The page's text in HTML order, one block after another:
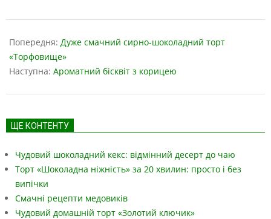
04-
09
Попередня: Дуже смачний сирно-шоколадний торт
«Торфовище»
Наступна: Ароматний бісквіт з корицею
ЩЕ КОНТЕНТУ
Чудовий шоколадний кекс: відмінний десерт до чаю
Торт «Шоколадна ніжність» за 20 хвилин: просто і без
випічки
Смачні рецепти медовиків
Чудовий домашній торт «Золотий ключик»